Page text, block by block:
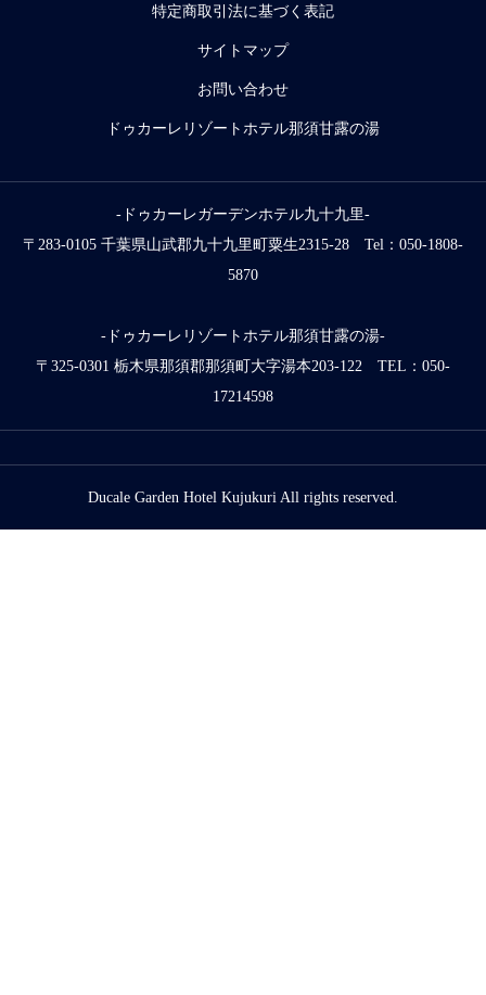
特定商取引法に基づく表記
サイトマップ
お問い合わせ
ドゥカーレリゾートホテル那須甘露の湯
-ドゥカーレガーデンホテル九十九里-
〒283-0105 千葉県山武郡九十九里町粟生2315-28 Tel：050-1808-
5870
-ドゥカーレリゾートホテル那須甘露の湯-
〒325-0301 栃木県那須郡那須町大字湯本203-122 TEL：050-
17214598
Ducale Garden Hotel Kujukuri All rights reserved.